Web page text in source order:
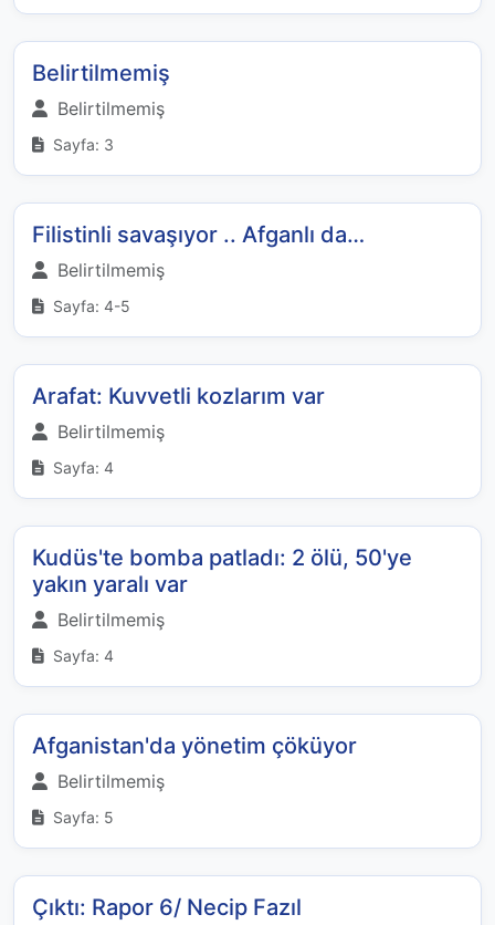
Belirtilmemiş
Belirtilmemiş
Sayfa: 3
Filistinli savaşıyor .. Afganlı da…
Belirtilmemiş
Sayfa: 4-5
Arafat: Kuvvetli kozlarım var
Belirtilmemiş
Sayfa: 4
Kudüs'te bomba patladı: 2 ölü, 50'ye
yakın yaralı var
Belirtilmemiş
Sayfa: 4
Afganistan'da yönetim çöküyor
Belirtilmemiş
Sayfa: 5
Çıktı: Rapor 6/ Necip Fazıl